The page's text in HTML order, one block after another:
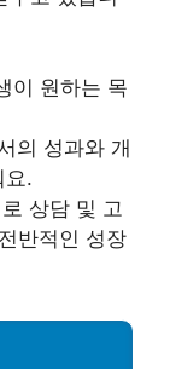
이 원하는 목
의 성과와 개
요.
상담 및 고
반적인 성장